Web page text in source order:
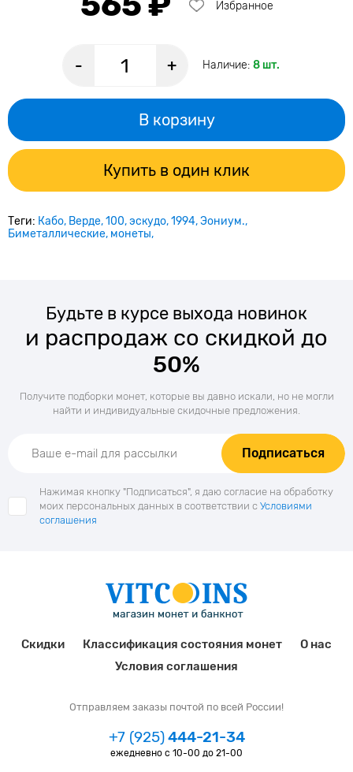
Избранное
- + Наличие: 8 шт.
В корзину
Купить в один клик
Теги: Кабо Верде 100 эскудо 1994 Эониум.
Биметаллические монеты
Будьте в курсе выхода новинок
и распродаж со скидкой до
50%
Получите подборки монет, которые вы давно искали, но не могли
найти и индивидуальные скидочные предложения.
Подписаться
Нажимая кнопку "Подписаться", я даю согласие на обработку
моих персональных данных в соответствии с Условиями
соглашения
Скидки Классификация состояния монет
О нас
Условия соглашения
Отправляем заказы почтой по всей России!
+7 (925)444-21-34
ежедневно с 10-00 до 21-00